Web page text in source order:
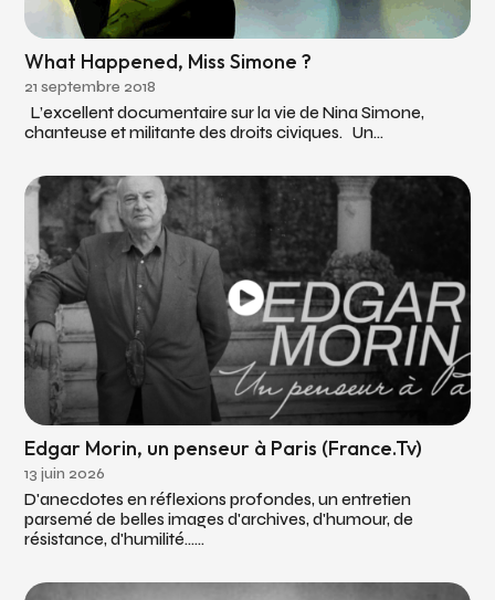
What Happened, Miss Simone ?
21 septembre 2018
L’excellent documentaire sur la vie de Nina Simone,
chanteuse et militante des droits civiques. Un...
Edgar Morin, un penseur à Paris (France.Tv)
13 juin 2026
D'anecdotes en réflexions profondes, un entretien
parsemé de belles images d'archives, d'humour, de
résistance, d'humilité…...